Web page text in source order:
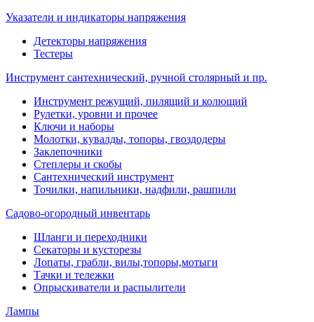
Указатели и индикаторы напряжения
Детекторы напряжения
Тестеры
Инструмент сантехнический, ручной столярный и пр.
Инструмент режущий, пилящий и колющий
Рулетки, уровни и прочее
Ключи и наборы
Молотки, кувалды, топоры, гвоздодеры
Заклепочники
Степлеры и скобы
Сантехнический инструмент
Точилки, напильники, надфили, рашпили
Садово-огородный инвентарь
Шланги и переходники
Секаторы и кусторезы
Лопаты, грабли, вилы,топоры,мотыги
Тачки и тележки
Опрыскиватели и распылители
Лампы